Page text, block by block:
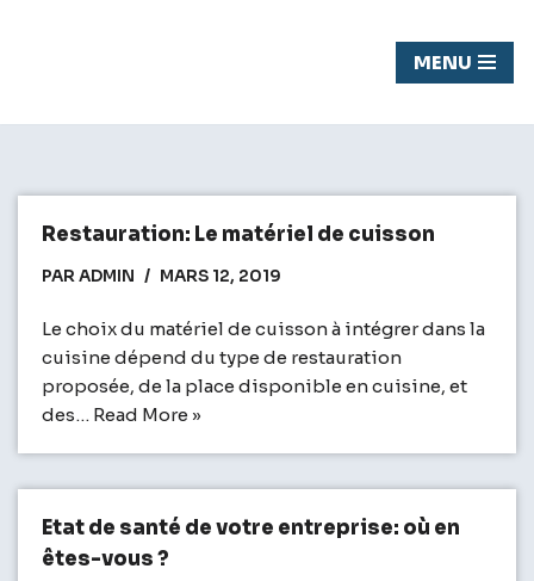
contenu
MENU
Restauration: Le matériel de cuisson
PARADMIN MARS 12, 2019
Le choix du matériel de cuisson à intégrer dans la
cuisine dépend du type de restauration
proposée, de la place disponible en cuisine, et
des… Read More »
Etat de santé de votre entreprise: où en
êtes-vous ?